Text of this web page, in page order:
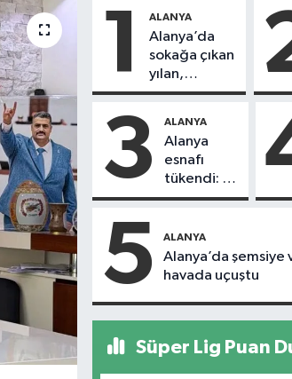
1 ALANYA
Alanya’da
sokağa çıkan
yılan,
vatandaşı
3 ALANYA
Alanya
esnafı
tükendi: 1
ayda 150
kapandı
5 ALANYA
Alanya’da şemsiye
havada uçuştu
Süper Lig Puan